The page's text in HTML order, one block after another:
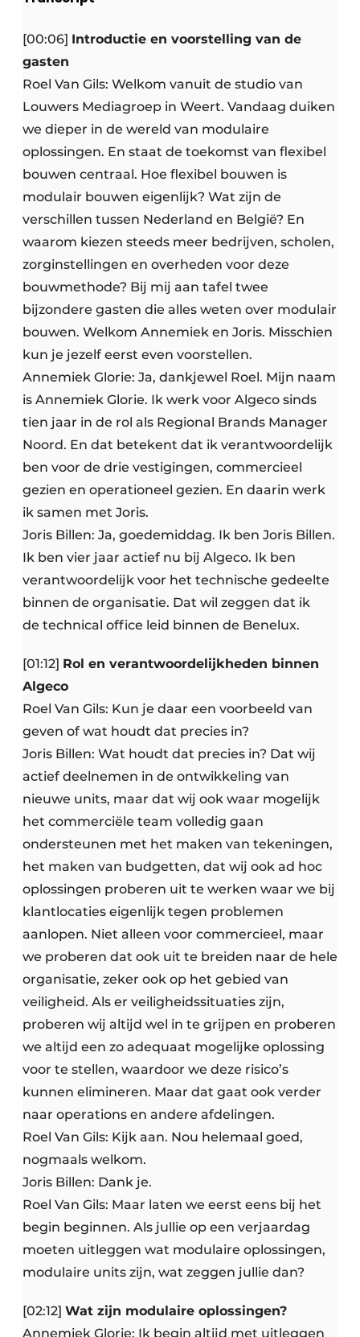
[00:06] Introductie en voorstelling van de
gasten
Roel Van Gils: Welkom vanuit de studio van
Louwers Mediagroep in Weert. Vandaag duiken
we dieper in de wereld van modulaire
oplossingen. En staat de toekomst van flexibel
bouwen centraal. Hoe flexibel bouwen is
modulair bouwen eigenlijk? Wat zijn de
verschillen tussen Nederland en België? En
waarom kiezen steeds meer bedrijven, scholen,
zorginstellingen en overheden voor deze
bouwmethode? Bij mij aan tafel twee
bijzondere gasten die alles weten over modulair
bouwen. Welkom Annemiek en Joris. Misschien
kun je jezelf eerst even voorstellen.
Annemiek Glorie: Ja, dankjewel Roel. Mijn naam
is Annemiek Glorie. Ik werk voor Algeco sinds
tien jaar in de rol als Regional Brands Manager
Noord. En dat betekent dat ik verantwoordelijk
ben voor de drie vestigingen, commercieel
gezien en operationeel gezien. En daarin werk
ik samen met Joris.
Joris Billen: Ja, goedemiddag. Ik ben Joris Billen.
Ik ben vier jaar actief nu bij Algeco. Ik ben
verantwoordelijk voor het technische gedeelte
binnen de organisatie. Dat wil zeggen dat ik
de technical office leid binnen de Benelux.
[01:12] Rol en verantwoordelijkheden binnen
Algeco
Roel Van Gils: Kun je daar een voorbeeld van
geven of wat houdt dat precies in?
Joris Billen: Wat houdt dat precies in? Dat wij
actief deelnemen in de ontwikkeling van
nieuwe units, maar dat wij ook waar mogelijk
het commerciële team volledig gaan
ondersteunen met het maken van tekeningen,
het maken van budgetten, dat wij ook ad hoc
oplossingen proberen uit te werken waar we bij
klantlocaties eigenlijk tegen problemen
aanlopen. Niet alleen voor commercieel, maar
we proberen dat ook uit te breiden naar de hele
organisatie, zeker ook op het gebied van
veiligheid. Als er veiligheidssituaties zijn,
proberen wij altijd wel in te grijpen en proberen
we altijd een zo adequaat mogelijke oplossing
voor te stellen, waardoor we deze risico’s
kunnen elimineren. Maar dat gaat ook verder
naar operations en andere afdelingen.
Roel Van Gils: Kijk aan. Nou helemaal goed,
nogmaals welkom.
Joris Billen: Dank je.
Roel Van Gils: Maar laten we eerst eens bij het
begin beginnen. Als jullie op een verjaardag
moeten uitleggen wat modulaire oplossingen,
modulaire units zijn, wat zeggen jullie dan?
[02:12] Wat zijn modulaire oplossingen?
Annemiek Glorie: Ik begin altijd met uitleggen